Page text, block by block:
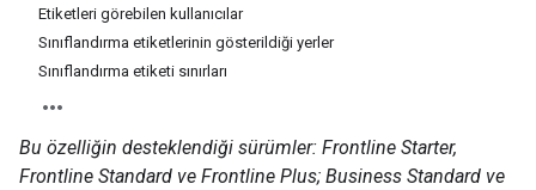
Etiketleri görebilen kullanıcılar
Sınıflandırma etiketlerinin gösterildiği yerler
Sınıflandırma etiketi sınırları
Bu özelliğin desteklendiği sürümler: Frontline Starter,
Frontline Standard ve Frontline Plus; Business Standard ve